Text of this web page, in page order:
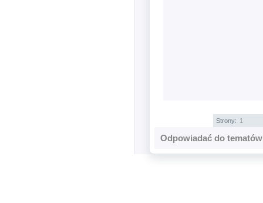
Strony: 1
Odpowiadać do